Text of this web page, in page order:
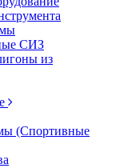
СИЗ
из
(Спортивные